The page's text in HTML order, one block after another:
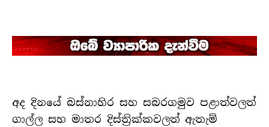
අද දිනයේ බස්නාහිර සහ සබරගමුව පළාත්වලත්
ගාල්ල සහ මාතර දිස්ත්‍රික්කවලත් ඇතැම්